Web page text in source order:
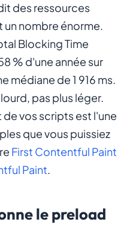
des ressources
un nombre énorme.
Blocking Time
% d'une année sur
médiane de 1 916 ms.
pas plus léger.
vos scripts est l'une
que vous puissiez
First Contentful Paint
Paint.
le preload